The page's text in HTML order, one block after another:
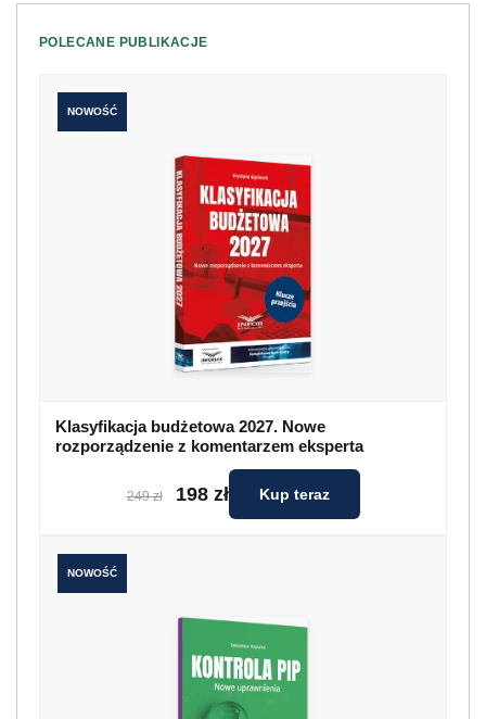
POLECANE PUBLIKACJE
NOWOŚĆ
Klasyfikacja budżetowa 2027. Nowe
rozporządzenie z komentarzem eksperta
249 zł 198 zł Kup teraz
NOWOŚĆ